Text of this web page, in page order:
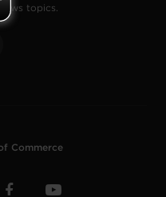
topics.
Commerce